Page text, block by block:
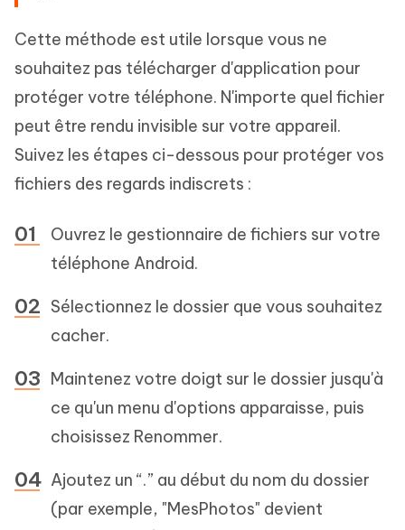
Cette méthode est utile lorsque vous ne
souhaitez pas télécharger d'application pour
protéger votre téléphone. N'importe quel fichier
peut être rendu invisible sur votre appareil.
Suivez les étapes ci-dessous pour protéger vos
fichiers des regards indiscrets :
Ouvrez le gestionnaire de fichiers sur votre
téléphone Android.
Sélectionnez le dossier que vous souhaitez
cacher.
Maintenez votre doigt sur le dossier jusqu'à
ce qu'un menu d'options apparaisse, puis
choisissez Renommer.
Ajoutez un “.” au début du nom du dossier
(par exemple, "MesPhotos" devient